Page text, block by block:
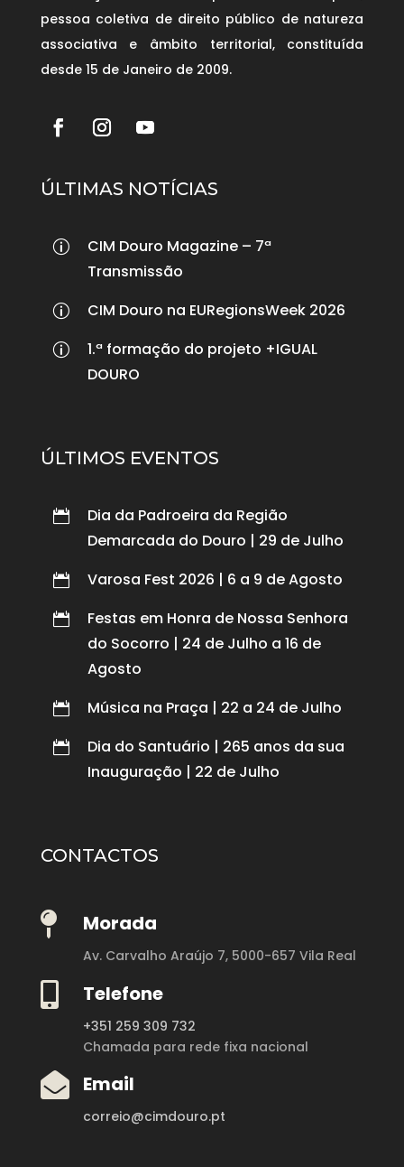
pessoa coletiva de direito público de natureza
associativa e âmbito territorial, constituída
desde 15 de Janeiro de 2009.
ÚLTIMAS NOTÍCIAS
p
CIM Douro Magazine – 7ª
Transmissão
p CIM Douro na EURegionsWeek 2026
p
1.ª formação do projeto +IGUAL
DOURO
ÚLTIMOS EVENTOS

Dia da Padroeira da Região
Demarcada do Douro | 29 de Julho
 Varosa Fest 2026 | 6 a 9 de Agosto

Festas em Honra de Nossa Senhora
do Socorro | 24 de Julho a 16 de
Agosto
 Música na Praça | 22 a 24 de Julho

Dia do Santuário | 265 anos da sua
Inauguração | 22 de Julho
CONTACTOS
 Morada
Av. Carvalho Araújo 7, 5000-657 Vila Real
 Telefone
+351 259 309 732
Chamada para rede fixa nacional
 Email
correio@cimdouro.pt